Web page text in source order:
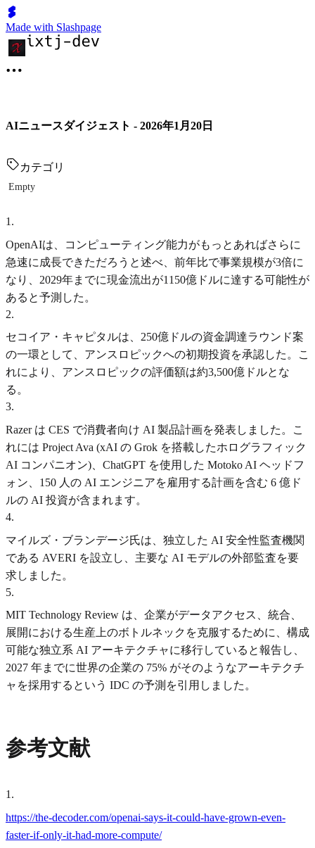
Made with Slashpage
AIニュースダイジェスト - 2026年1月20日
カテゴリ
Empty
1 .
OpenAIは、コンピューティング能力がもっとあればさらに
急速に成長できただろうと述べ、前年比で事業規模が3倍に
なり、2029年までに現金流出が1150億ドルに達する可能性が
あると予測した。
2.
セコイア・キャピタルは、250億ドルの資金調達ラウンド案
の一環として、アンスロピックへの初期投資を承認した。こ
れにより、アンスロピックの評価額は約3,500億ドルとな
る。
3.
Razer は CES で消費者向け AI 製品計画を発表しました。こ
れには Project Ava (xAI の Grok を搭載したホログラフィック
AI コンパニオン)、ChatGPT を使用した Motoko AI ヘッドフ
ォン、150 人の AI エンジニアを雇用する計画を含む 6 億ド
ルの AI 投資が含まれます。
4.
マイルズ・ブランデージ氏は、独立した AI 安全性監査機関
である AVERI を設立し、主要な AI モデルの外部監査を要
求しました。
5.
MIT Technology Review は、企業がデータアクセス、統合、
展開における生産上のボトルネックを克服するために、構成
可能な独立系 AI アーキテクチャに移行していると報告し、
2027 年までに世界の企業の 75% がそのようなアーキテクチ
ャを採用するという IDC の予測を引用しました。
参考文献
1 .
https://the-decoder.com/openai-says-it-could-have-grown-even-
faster-if-only-it-had-more-compute/